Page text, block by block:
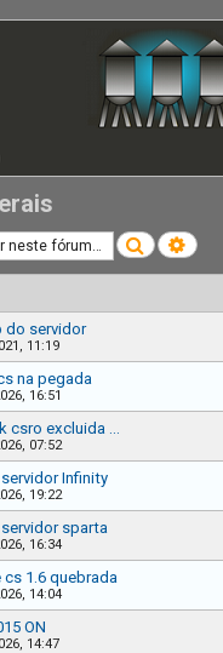
Pesquisar
do servidor
11:19
na pegada
16:51
csro excluida ...
07:52
Infinity
19:22
sparta
16:34
1.6 quebrada
14:04
ON
14:47